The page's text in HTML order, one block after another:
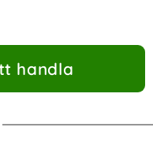
handla